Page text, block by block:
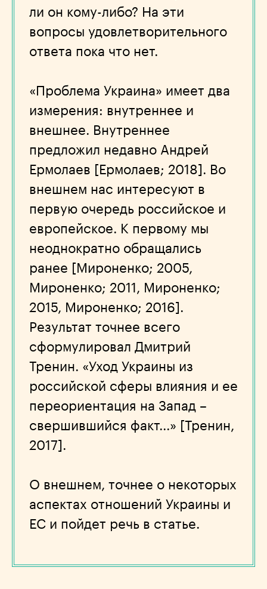
ли он кому-либо? На эти
вопросы удовлетворительного
ответа пока что нет.
«Проблема Украина» имеет два
измерения: внутреннее и
внешнее. Внутреннее
предложил недавно Андрей
Ермолаев [Ермолаев; 2018]. Во
внешнем нас интересуют в
первую очередь российское и
европейское. К первому мы
неоднократно обращались
ранее [Мироненко; 2005,
Мироненко; 2011, Мироненко;
2015, Мироненко; 2016].
Результат точнее всего
сформулировал Дмитрий
Тренин. «Уход Украины из
российской сферы влияния и ее
переориентация на Запад –
свершившийся факт...» [Тренин,
2017].
О внешнем, точнее о некоторых
аспектах отношений Украины и
ЕС и пойдет речь в статье.